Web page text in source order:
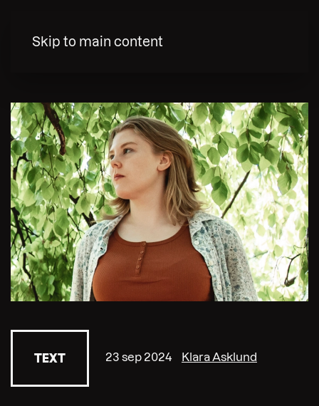
Skip to main content
TEXT 23 sep 2024 Klara Asklund